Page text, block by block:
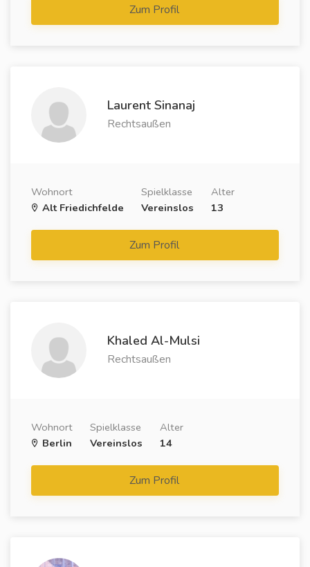
Zum Profil
Laurent Sinanaj
Rechtsaußen
Wohnort
Alt Friedichfelde
Spielklasse
Vereinslos
Alter
13
Zum Profil
Khaled Al-Mulsi
Rechtsaußen
Wohnort
Berlin
Spielklasse
Vereinslos
Alter
14
Zum Profil